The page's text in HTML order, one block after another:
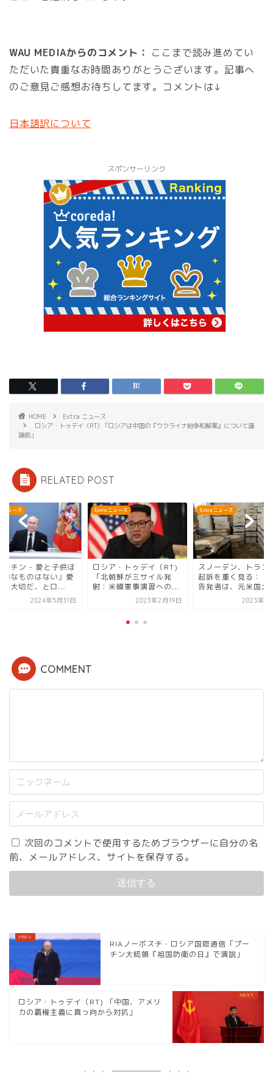
WAU MEDIAからのコメント： ここまで読み進めてい
ただいた貴重なお時間ありがとうございます。記事へ
のご意見ご感想お待ちしてます。コメントは↓
日本語訳について
スポンサーリンク
HOME
Extra ニュース
ロシア・トゥデイ（RT) 「ロシアは中国の『ウクライナ紛争和解案』について議
論前」
RELATED POST
ニュース
ーチン - 愛と子供ほ
切なものはない」愛
も大切だ、とロ...
2024年5月31日
Extra ニュース
ロシア・トゥデイ（RT)
「北朝鮮がミサイル発
射：米韓軍事演習への...
2023年2月19日
Extra ニュース
スノーデン、トラン
起訴を重く見る：
告発者は、元米国大
2023年6
COMMENT
次回のコメントで使用するためブラウザーに自分の名
前、メールアドレス、サイトを保存する。
RIAノーボスチ・ロシア国際通信「プー
チン大統領『祖国防衛の日』で演説」
ロシア・トゥデイ（RT) 「中国、アメリ
カの覇権主義に真っ向から対抗」